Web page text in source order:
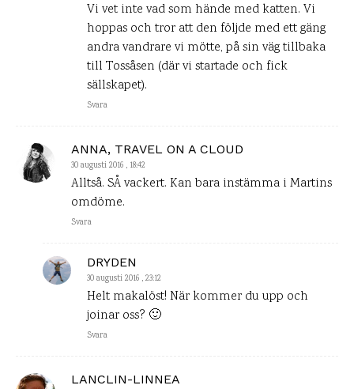
Vi vet inte vad som hände med katten. Vi
hoppas och tror att den följde med ett gäng
andra vandrare vi mötte, på sin väg tillbaka
till Tossåsen (där vi startade och fick
sällskapet).
Svara
ANNA, TRAVEL ON A CLOUD
30 augusti 2016 , 18:42
Alltså. SÅ vackert. Kan bara instämma i Martins
omdöme.
Svara
DRYDEN
30 augusti 2016 , 23:12
Helt makalöst! När kommer du upp och
joinar oss? 🙂
Svara
LANCLIN-LINNEA